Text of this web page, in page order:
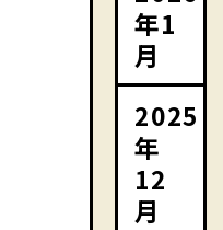
年1
月
2025
年
12
月